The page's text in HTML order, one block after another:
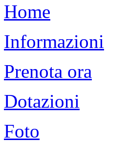
Home
Informazioni
Prenota ora
Dotazioni
Foto